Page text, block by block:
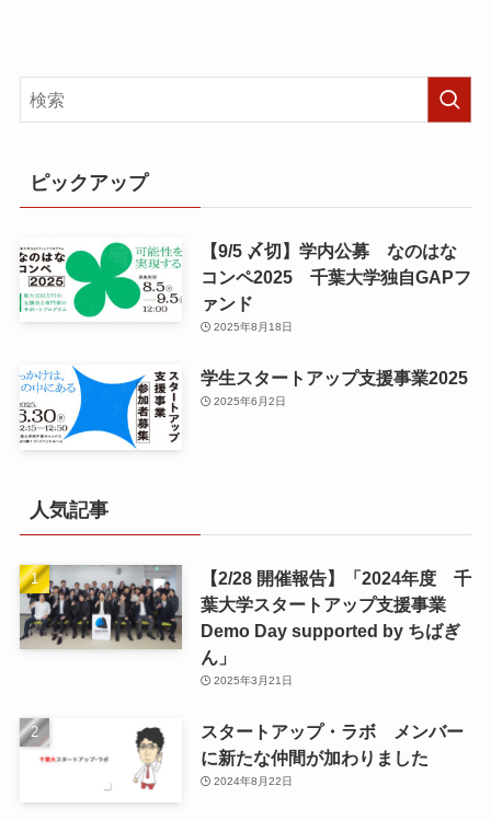
ピックアップ
【9/5 〆切】学内公募 なのはな
コンペ2025 千葉大学独自GAPフ
ァンド
2025年8月18日
学生スタートアップ支援事業2025
2025年6月2日
人気記事
【2/28 開催報告】「2024年度 千
葉大学スタートアップ支援事業
Demo Day supported by ちばぎ
ん」
2025年3月21日
スタートアップ・ラボ メンバー
に新たな仲間が加わりました
2024年8月22日